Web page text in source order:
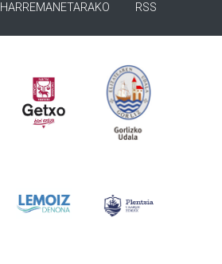
HARREMANETARAKO RSS